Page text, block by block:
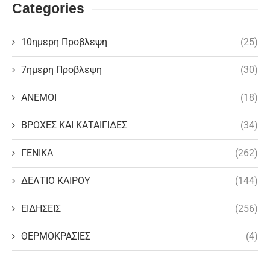
Categories
10ημερη Προβλεψη (25)
7ημερη Προβλεψη (30)
ΑΝΕΜΟΙ (18)
ΒΡΟΧΕΣ ΚΑΙ ΚΑΤΑΙΓΙΔΕΣ (34)
ΓΕΝΙΚΑ (262)
ΔΕΛΤΙΟ ΚΑΙΡΟΥ (144)
ΕΙΔΗΣΕΙΣ (256)
ΘΕΡΜΟΚΡΑΣΙΕΣ (4)